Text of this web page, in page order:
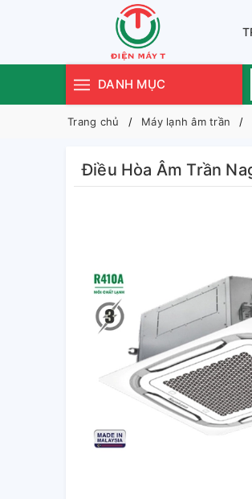
DANH MỤC
Trang chủ Máy lạnh âm trần
Điều Hòa Âm Trần